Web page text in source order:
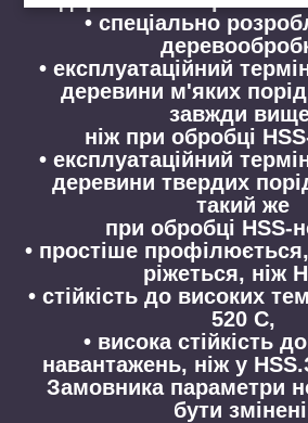
• спеціально
• експлуатаційний
деревини м'яких
завжди
ніж при обробці
• експлуатаційний
деревини твердих
такий же
при обробці HSS-
• простіше
ріжеться, ніж
• стійкість до високих
520 С,
• висока стійкість
навантажень, ніж у
Замовника параметри
бути